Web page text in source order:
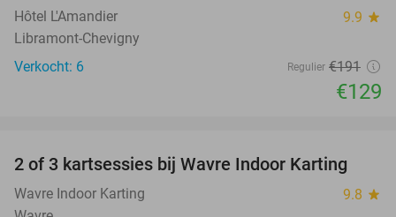
Hôtel L'Amandier 9.9 star
Libramont-Chevigny
Verkocht: 6
Regulier €191
€129
29%
2 of 3 kartsessies bij Wavre Indoor Karting
Wavre Indoor Karting 9.8 star